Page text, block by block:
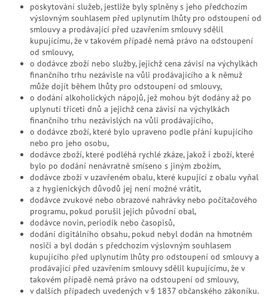
poskytování služeb, jestliže byly splněny s jeho předchozím
výslovným souhlasem před uplynutím lhůty pro odstoupení od
smlouvy a prodávající před uzavřením smlouvy sdělil
kupujícímu, že v takovém případě nemá právo na odstoupení
od smlouvy,
o dodávce zboží nebo služby, jejichž cena závisí na výchylkách
finančního trhu nezávisle na vůli prodávajícího a k němuž
může dojít během lhůty pro odstoupení od smlouvy,
o dodání alkoholických nápojů, jež mohou být dodány až po
uplynutí třiceti dnů a jejichž cena závisí na výchylkách
finančního trhu nezávislých na vůli prodávajícího,
o dodávce zboží, které bylo upraveno podle přání kupujícího
nebo pro jeho osobu,
dodávce zboží, které podléhá rychlé zkáze, jakož i zboží, které
bylo po dodání nenávratně smíseno s jiným zbožím,
dodávce zboží v uzavřeném obalu, které kupující z obalu vyňal
a z hygienických důvodů jej není možné vrátit,
dodávce zvukové nebo obrazové nahrávky nebo počítačového
programu, pokud porušil jejich původní obal,
dodávce novin, periodik nebo časopisů,
dodání digitálního obsahu, pokud nebyl dodán na hmotném
nosiči a byl dodán s předchozím výslovným souhlasem
kupujícího před uplynutím lhůty pro odstoupení od smlouvy a
prodávající před uzavřením smlouvy sdělil kupujícímu, že v
takovém případě nemá právo na odstoupení od smlouvy,
v dalších případech uvedených v § 1837 občanského zákoníku.